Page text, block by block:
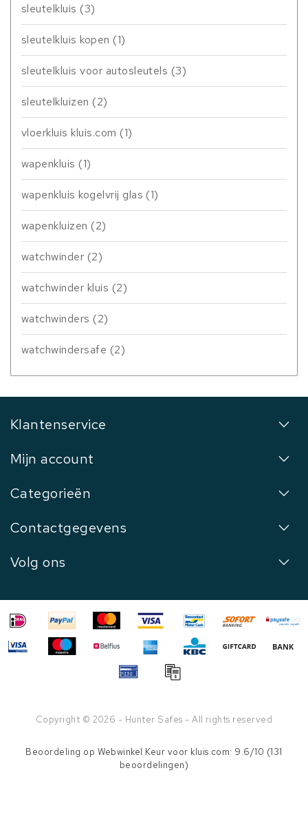
sleutelkluis (3)
sleutelkluis kopen (1)
sleutelkluis voor autosleutels (3)
sleutelkluizen (2)
vloerkluis kluis.com (1)
wapenkluis (1)
wapenkluis kogelvrij glas (1)
wapenkluizen (2)
watchwinder (2)
watchwinder kluis (2)
watchwinders (2)
watchwindersafe (2)
Klantenservice
Mijn account
Categorieën
Contactgegevens
Volg ons
Copyright © 2026 - Hunter Safes - All rights reserved
Beoordeling op Webwinkel Keur voor kluis.com: 9.6/10 (131
beoordelingen)